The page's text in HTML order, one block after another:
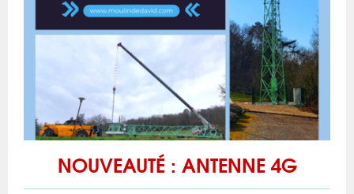
NOUVEAUTÉ : ANTENNE 4G